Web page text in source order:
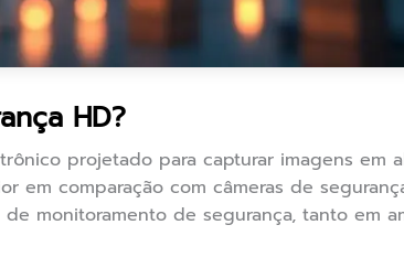
HD?
projetado para capturar imagens em
comparação com câmeras de
monitoramento de segurança, tanto em